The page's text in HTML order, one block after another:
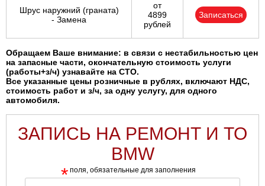
Шрус наружний (граната)
- Замена
от
4899
рублей
Записаться
Обращаем Ваше внимание: в связи с нестабильностью цен
на запасные части, окончательную стоимость услуги
(работы+з/ч) узнавайте на СТО.
Все указанные цены розничные в рублях, включают НДС,
стоимость работ и з/ч, за одну услугу, для одного
автомобиля.
ЗАПИСЬ НА РЕМОНТ И ТО
BMW
* поля, обязательные для заполнения